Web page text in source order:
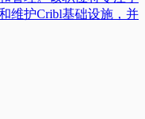
维护Cribl基础设施，并